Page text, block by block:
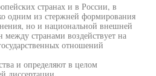
странах и в России, в
одним из стержней формирования
но и национальной внешней
странами воздействует на
отношений
и определяют в целом